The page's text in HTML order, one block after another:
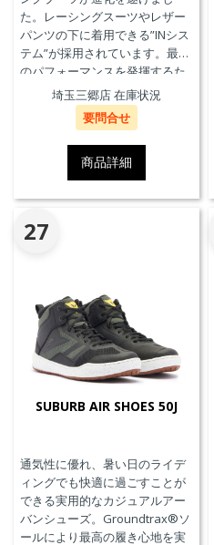
た。レーシングスーツやレザー
パンツの下に着用できる”INシス
テム”が採用されています。最高
のパフォーマンスを発揮するた
めに、ケブラーカーボンを使用
したAxial Distorsion Control
Systemテクノロジー、
Groundtrax®レーシングソー
ル、交換可能なマグネシウムス
ライダー、通気性を高めるパン
チングアッパーを採用していま
埼玉三郷店 在庫状況
要問合せ
商品詳細
27
SUBURB AIR SHOES 50J
通気性に優れ、暑い日のライデ
ィングでも快適に過ごすことが
できる実用的なカジュアルアー
バンシューズ。Groundtrax®ソ
ールにより最高の履き心地を実